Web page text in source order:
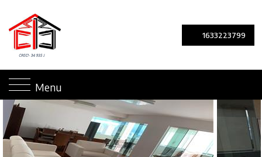
1633223799
Menu